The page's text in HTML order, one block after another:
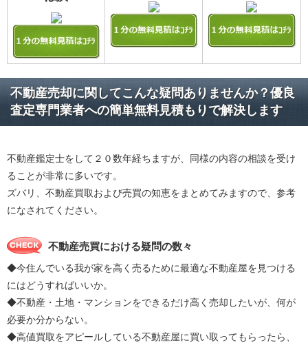
不動産売却に関してこんな疑問ありませんか？優良
査定専門業者への簡単無料見積もりで解決します
不動産鑑定士をして２０数年経ちますが、同様の内容の相談を受け
ることが非常に多いです。
ズバリ、不動産買取および売買の知恵をまとめてみますので、参考
になされてください。
不動産売買における疑問の数々
◆今住んでいる我が家を高く売るために最適な不動産屋を見つける
にはどうすればいいか。
◆不動産・土地・マンションをできるだけ高く売却したいが、何が
必要か分からない。
◆高値買取をアピールしている不動産屋に買い取ってもらったら、